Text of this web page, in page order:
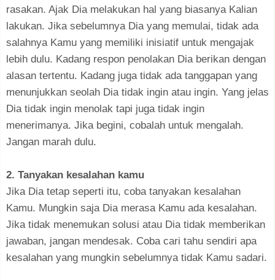
rasakan. Ajak Dia melakukan hal yang biasanya Kalian
lakukan. Jika sebelumnya Dia yang memulai, tidak ada
salahnya Kamu yang memiliki inisiatif untuk mengajak
lebih dulu. Kadang respon penolakan Dia berikan dengan
alasan tertentu. Kadang juga tidak ada tanggapan yang
menunjukkan seolah Dia tidak ingin atau ingin. Yang jelas
Dia tidak ingin menolak tapi juga tidak ingin
menerimanya. Jika begini, cobalah untuk mengalah.
Jangan marah dulu.
2. Tanyakan kesalahan kamu
Jika Dia tetap seperti itu, coba tanyakan kesalahan
Kamu. Mungkin saja Dia merasa Kamu ada kesalahan.
Jika tidak menemukan solusi atau Dia tidak memberikan
jawaban, jangan mendesak. Coba cari tahu sendiri apa
kesalahan yang mungkin sebelumnya tidak Kamu sadari.